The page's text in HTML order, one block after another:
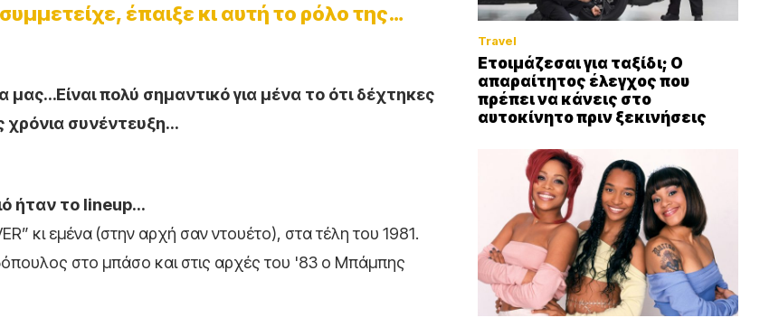
έπαιξε κι αυτή το ρόλο της…
πολύ σημαντικό για μένα το ότι δέχτηκες
χρόνια συνέντευξη…
ήταν το lineup…
κι εμένα (στην αρχή σαν ντουέτο), στα τέλη του 1981.
στο μπάσο και στις αρχές του '83 ο Μπάμπης
Travel
Ετοιμάζεσαι για ταξίδι; Ο
απαραίτητος έλεγχος που
πρέπει να κάνεις στο
αυτοκίνητο πριν ξεκινήσεις